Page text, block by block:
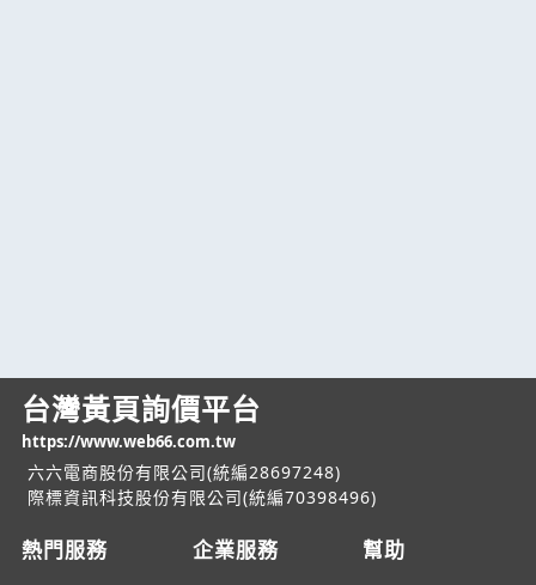
台灣黃頁詢價平台
https://www.web66.com.tw
六六電商股份有限公司(統編28697248)
際標資訊科技股份有限公司(統編70398496)
熱門服務 企業服務 幫助